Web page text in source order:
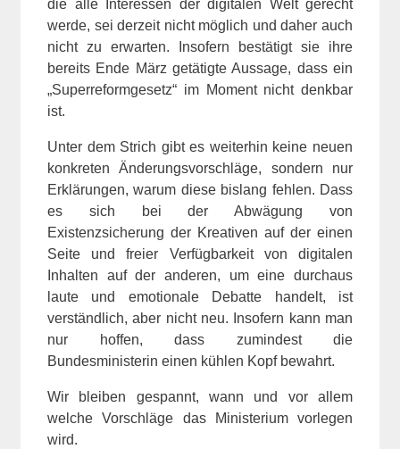
die alle Interessen der digitalen Welt gerecht
werde, sei derzeit nicht möglich und daher auch
nicht zu erwarten. Insofern bestätigt sie ihre
bereits Ende März getätigte Aussage, dass ein
„Superreformgesetz“ im Moment nicht denkbar
ist.
Unter dem Strich gibt es weiterhin keine neuen
konkreten Änderungsvorschläge, sondern nur
Erklärungen, warum diese bislang fehlen. Dass
es sich bei der Abwägung von
Existenzsicherung der Kreativen auf der einen
Seite und freier Verfügbarkeit von digitalen
Inhalten auf der anderen, um eine durchaus
laute und emotionale Debatte handelt, ist
verständlich, aber nicht neu. Insofern kann man
nur hoffen, dass zumindest die
Bundesministerin einen kühlen Kopf bewahrt.
Wir bleiben gespannt, wann und vor allem
welche Vorschläge das Ministerium vorlegen
wird.